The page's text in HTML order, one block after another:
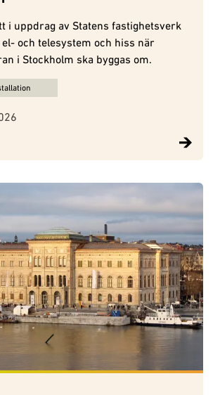
i uppdrag av Statens fastighetsverk
och telesystem och hiss när
i Stockholm ska byggas om.
Operan: